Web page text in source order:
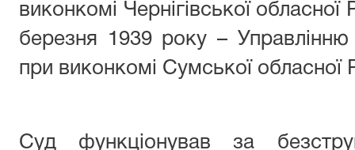
виконкомі Чернігівської
березня 1939 року – Управлінню
при виконкомі Сумської обласної
Суд функціонував за